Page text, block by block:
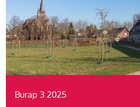
Burap 3 2025